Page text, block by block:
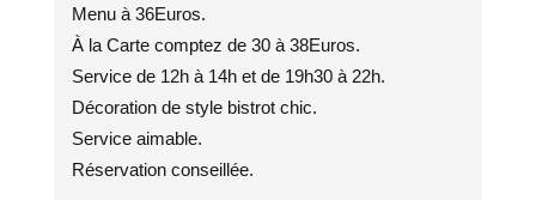
Menu à 36Euros.
À la Carte comptez de 30 à 38Euros.
Service de 12h à 14h et de 19h30 à 22h.
Décoration de style bistrot chic.
Service aimable.
Réservation conseillée.